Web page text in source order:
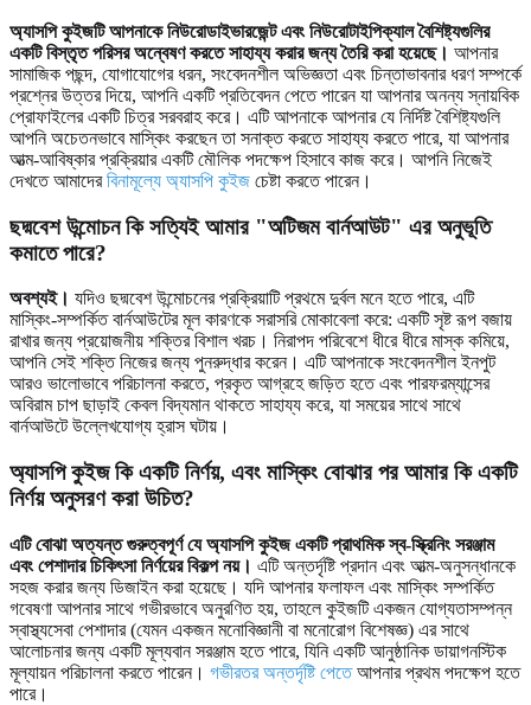
অ্যাসপি কুইজটি আপনাকে নিউরোডাইভারজেন্ট এবং নিউরোটাইপিক্যাল বৈশিষ্ট্যগুলির
একটি বিস্তৃত পরিসর অন্বেষণ করতে সাহায্য করার জন্য তৈরি করা হয়েছে। আপনার
সামাজিক পছন্দ, যোগাযোগের ধরন, সংবেদনশীল অভিজ্ঞতা এবং চিন্তাভাবনার ধরণ সম্পর্কে
প্রশ্নের উত্তর দিয়ে, আপনি একটি প্রতিবেদন পেতে পারেন যা আপনার অনন্য স্নায়বিক
প্রোফাইলের একটি চিত্র সরবরাহ করে। এটি আপনাকে আপনার যে নির্দিষ্ট বৈশিষ্ট্যগুলি
আপনি অচেতনভাবে মাস্কিং করছেন তা সনাক্ত করতে সাহায্য করতে পারে, যা আপনার
আত্ম-আবিষ্কার প্রক্রিয়ার একটি মৌলিক পদক্ষেপ হিসাবে কাজ করে। আপনি নিজেই
দেখতে আমাদেরবিনামূল্যে অ্যাসপি কুইজ চেষ্টা করতে পারেন।
ছদ্মবেশ উন্মোচন কি সত্যিই আমার "অটিজম বার্নআউট" এর অনুভূতি
কমাতে পারে?
অবশ্যই। যদিও ছদ্মবেশ উন্মোচনের প্রক্রিয়াটি প্রথমে দুর্বল মনে হতে পারে, এটি
মাস্কিং-সম্পর্কিত বার্নআউটের মূল কারণকে সরাসরি মোকাবেলা করে: একটি সৃষ্ট রূপ বজায়
রাখার জন্য প্রয়োজনীয় শক্তির বিশাল খরচ। নিরাপদ পরিবেশে ধীরে ধীরে মাস্ক কমিয়ে,
আপনি সেই শক্তি নিজের জন্য পুনরুদ্ধার করেন। এটি আপনাকে সংবেদনশীল ইনপুট
আরও ভালোভাবে পরিচালনা করতে, প্রকৃত আগ্রহে জড়িত হতে এবং পারফরম্যান্সের
অবিরাম চাপ ছাড়াই কেবল বিদ্যমান থাকতে সাহায্য করে, যা সময়ের সাথে সাথে
বার্নআউটে উল্লেখযোগ্য হ্রাস ঘটায়।
অ্যাসপি কুইজ কি একটি নির্ণয়, এবং মাস্কিং বোঝার পর আমার কি একটি
নির্ণয় অনুসরণ করা উচিত?
এটি বোঝা অত্যন্ত গুরুত্বপূর্ণ যে অ্যাসপি কুইজ একটি প্রাথমিক স্ব-স্ক্রিনিং সরঞ্জাম
এবং পেশাদার চিকিৎসা নির্ণয়ের বিকল্প নয়। এটি অন্তর্দৃষ্টি প্রদান এবং আত্ম-অনুসন্ধানকে
সহজ করার জন্য ডিজাইন করা হয়েছে। যদি আপনার ফলাফল এবং মাস্কিং সম্পর্কিত
গবেষণা আপনার সাথে গভীরভাবে অনুরণিত হয়, তাহলে কুইজটি একজন যোগ্যতাসম্পন্ন
স্বাস্থ্যসেবা পেশাদার (যেমন একজন মনোবিজ্ঞানী বা মনোরোগ বিশেষজ্ঞ) এর সাথে
আলোচনার জন্য একটি মূল্যবান সরঞ্জাম হতে পারে, যিনি একটি আনুষ্ঠানিক ডায়াগনস্টিক
মূল্যায়ন পরিচালনা করতে পারেন। গভীরতর অন্তর্দৃষ্টি পেতেআপনার প্রথম পদক্ষেপ হতে
পারে।